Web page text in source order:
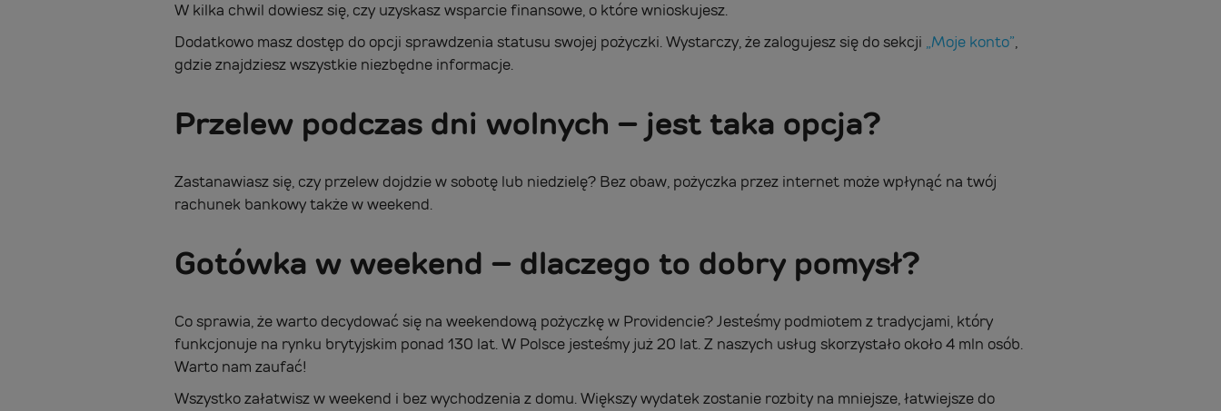
W kilka chwil dowiesz się, czy uzyskasz wsparcie finansowe, o które wnioskujesz.
Dodatkowo masz dostęp do opcji sprawdzenia statusu swojej pożyczki. Wystarczy, że zalogujesz się do sekcji „Moje konto”,
gdzie znajdziesz wszystkie niezbędne informacje.
Przelew podczas dni wolnych – jest taka opcja?
Zastanawiasz się, czy przelew dojdzie w sobotę lub niedzielę? Bez obaw, pożyczka przez internet może wpłynąć na twój
rachunek bankowy także w weekend.
Gotówka w weekend – dlaczego to dobry pomysł?
Co sprawia, że warto decydować się na weekendową pożyczkę w Providencie? Jesteśmy podmiotem z tradycjami, który
funkcjonuje na rynku brytyjskim ponad 130 lat. W Polsce jesteśmy już 20 lat. Z naszych usług skorzystało około 4 mln osób.
Warto nam zaufać!
Wszystko załatwisz w weekend i bez wychodzenia z domu. Większy wydatek zostanie rozbity na mniejsze, łatwiejsze do